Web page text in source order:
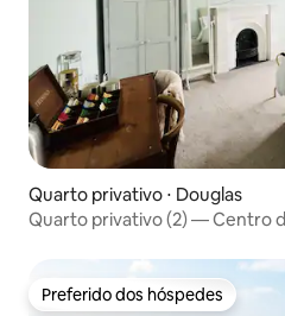
Quarto privativo ⋅ Douglas
Quarto privativo (2) — Centro
Preferido dos hóspedes
Preferido dos hóspedes